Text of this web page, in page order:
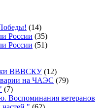
(14)
России (35)
России (51)
ВВВСКУ(12)
на ЧАЭС (79)
(7)
Воспоминания ветеранов